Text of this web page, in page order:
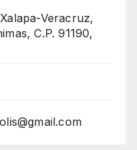
Veracruz,
C.P. 91190,